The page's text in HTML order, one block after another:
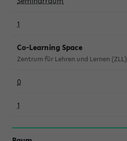
1
Co-Learning Space
Zentrum für Lehren und Lernen (ZLL)
0
1